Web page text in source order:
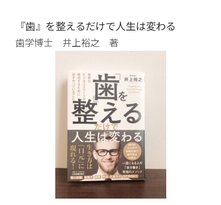
『歯』を整えるだけで人生は変わる
歯学博士 井上裕之 著